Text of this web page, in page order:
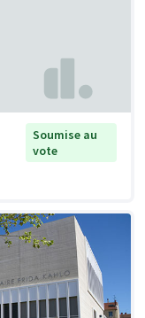
Soumise au
vote